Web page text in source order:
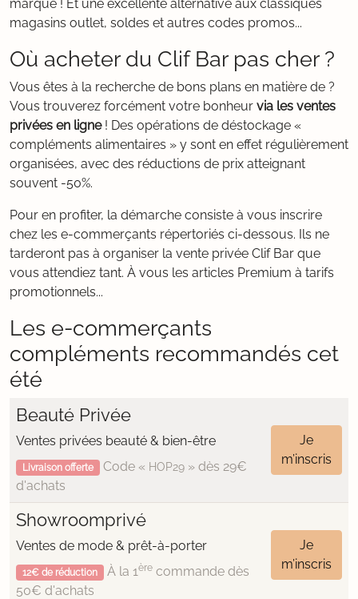
marque ! Et une excellente alternative aux classiques
magasins outlet, soldes et autres codes promos...
Où acheter du Clif Bar pas cher ?
Vous êtes à la recherche de bons plans en matière de ?
Vous trouverez forcément votre bonheur via les ventes
privées en ligne! Des opérations de déstockage «
compléments alimentaires » y sont en effet régulièrement
organisées, avec des réductions de prix atteignant
souvent -50%.
Pour en profiter, la démarche consiste à vous inscrire
chez les e-commerçants répertoriés ci-dessous. Ils ne
tarderont pas à organiser la vente privée Clif Bar que
vous attendiez tant. À vous les articles Premium à tarifs
promotionnels...
Les e-commerçants
compléments recommandés cet
été
Beauté Privée
Ventes privées beauté & bien-être
Livraison offerte Code « HOP29» dès 29€
d'achats
Je
m’inscris
Showroomprivé
Ventes de mode & prêt-à-porter
12€ de réduction À la 1èrecommande dès
50€ d'achats
Je
m’inscris